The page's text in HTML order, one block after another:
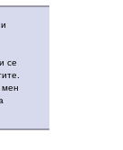
се